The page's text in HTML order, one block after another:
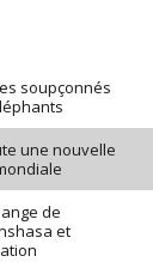
soupçonnés
une nouvelle
de
et